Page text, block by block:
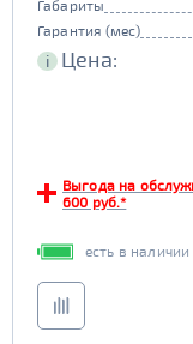
Габариты
Гарантия (мес)
i Цена:
Выгода на
600 руб.*
есть в наличии